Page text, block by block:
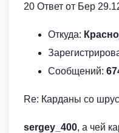
20 Ответ от Бер
Откуда:
Сообщений:
Re: Карданы со
sergey_400, а чей